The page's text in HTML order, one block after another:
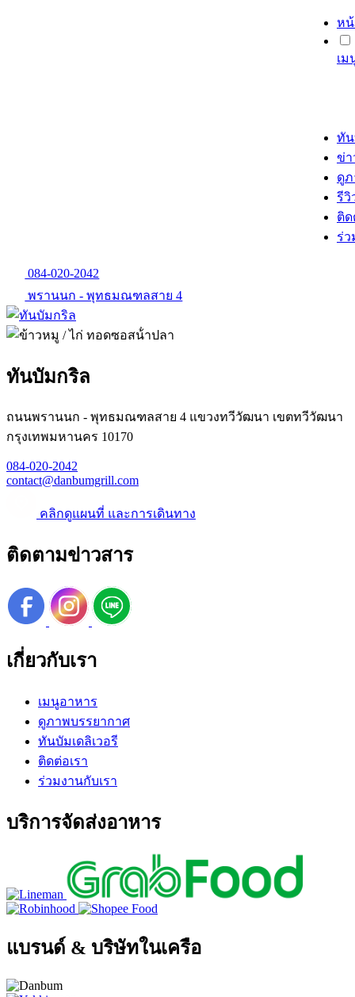
ห
เม
ทัน
ข่า
ดู
รีวิ
ติด
ร่ว
084-020-2042
พรานนก - พุทธมณฑลสาย 4
ทันบัมกริล
ถนนพรานนก - พุทธมณฑลสาย 4 แขวงทวีวัฒนา เขตทวีวัฒนา
กรุงเทพมหานคร 10170
084-020-2042
contact@danbumgrill.com
คลิกดูแผนที่ และการเดินทาง
ติดตามข่าวสาร
เกี่ยวกับเรา
เมนูอาหาร
ดูภาพบรรยากาศ
ทันบัมเดลิเวอรี
ติดต่อเรา
ร่วมงานกับเรา
บริการจัดส่งอาหาร
แบรนด์ & บริษัทในเครือ